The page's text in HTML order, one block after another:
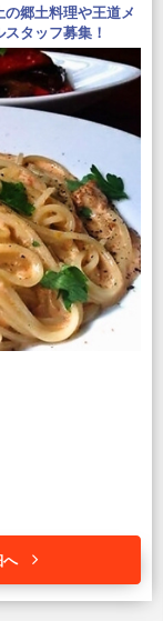
郷土料理や王道メ
タッフ募集！